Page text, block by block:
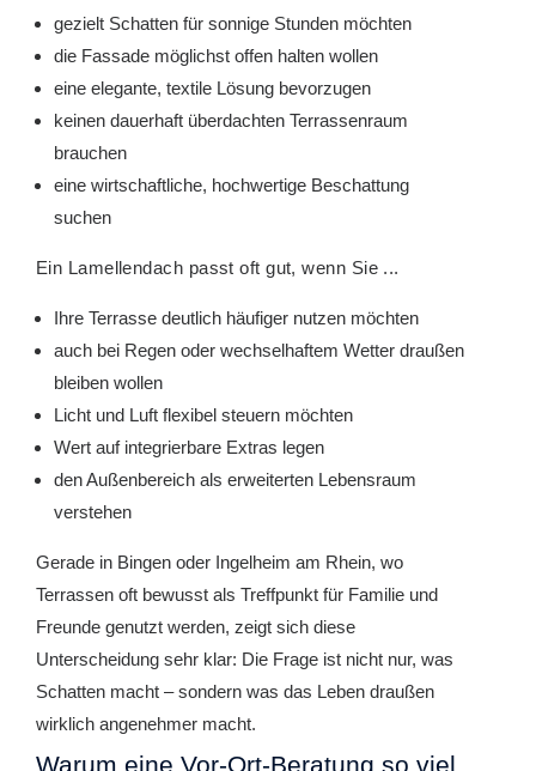
gezielt Schatten für sonnige Stunden möchten
die Fassade möglichst offen halten wollen
eine elegante, textile Lösung bevorzugen
keinen dauerhaft überdachten Terrassenraum
brauchen
eine wirtschaftliche, hochwertige Beschattung
suchen
Ein Lamellendach passt oft gut, wenn Sie ...
Ihre Terrasse deutlich häufiger nutzen möchten
auch bei Regen oder wechselhaftem Wetter draußen
bleiben wollen
Licht und Luft flexibel steuern möchten
Wert auf integrierbare Extras legen
den Außenbereich als erweiterten Lebensraum
verstehen
Gerade in Bingen oder Ingelheim am Rhein, wo
Terrassen oft bewusst als Treffpunkt für Familie und
Freunde genutzt werden, zeigt sich diese
Unterscheidung sehr klar: Die Frage ist nicht nur, was
Schatten macht – sondern was das Leben draußen
wirklich angenehmer macht.
Warum eine Vor-Ort-Beratung so viel